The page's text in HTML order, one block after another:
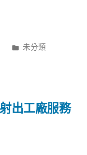
分
未分類
出工廠服務